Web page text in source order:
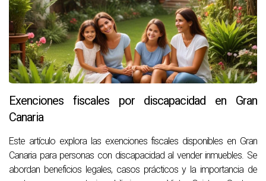
Exenciones fiscales por discapacidad en Gran
Canaria
Este artículo explora las exenciones fiscales disponibles en Gran
Canaria para personas con discapacidad al vender inmuebles. Se
abordan beneficios legales, casos prácticos y la importancia de